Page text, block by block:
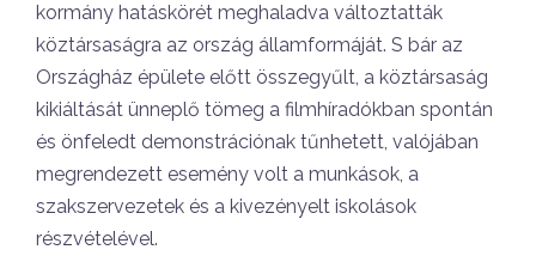
kormány hatáskörét meghaladva változtatták
köztársaságra az ország államformáját. S bár az
Országház épülete előtt összegyűlt, a köztársaság
kikiáltását ünneplő tömeg a filmhíradókban spontán
és önfeledt demonstrációnak tűnhetett, valójában
megrendezett esemény volt a munkások, a
szakszervezetek és a kivezényelt iskolások
részvételével.